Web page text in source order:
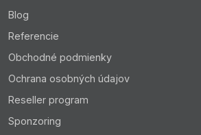
Blog
Referencie
Obchodné podmienky
Ochrana osobných údajov
Reseller program
Sponzoring